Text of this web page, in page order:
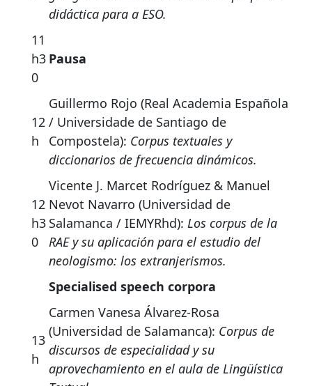
didáctica para a ESO.
11
h3
0
Pausa
12
h
Guillermo Rojo (Real Academia Española
/ Universidade de Santiago de
Compostela): Corpus textuales y
diccionarios de frecuencia dinámicos.
12
h3
0
Vicente J. Marcet Rodríguez & Manuel
Nevot Navarro (Universidad de
Salamanca / IEMYRhd): Los corpus de la
RAE y su aplicación para el estudio del
neologismo: los extranjerismos.
Specialised speech corpora
13
h
Carmen Vanesa Álvarez-Rosa
(Universidad de Salamanca): Corpus de
discursos de especialidad y su
aprovechamiento en el aula de Lingüística